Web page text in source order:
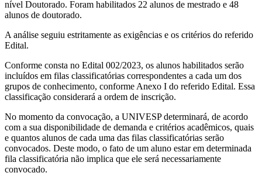
nível Doutorado. Foram habilitados 22 alunos de mestrado e 48
alunos de doutorado.
A análise seguiu estritamente as exigências e os critérios do referido
Edital.
Conforme consta no Edital 002/2023, os alunos habilitados serão
incluídos em filas classificatórias correspondentes a cada um dos
grupos de conhecimento, conforme Anexo I do referido Edital. Essa
classificação considerará a ordem de inscrição.
No momento da convocação, a UNIVESP determinará, de acordo
com a sua disponibilidade de demanda e critérios acadêmicos, quais
e quantos alunos de cada uma das filas classificatórias serão
convocados. Deste modo, o fato de um aluno estar em determinada
fila classificatória não implica que ele será necessariamente
convocado.